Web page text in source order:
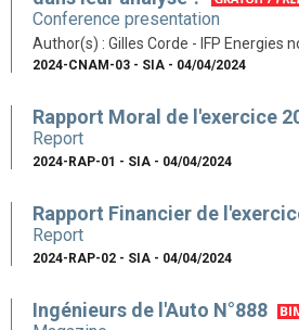
Conference presentation
Author(s) : Gilles Corde - IFP Energies
2024-CNAM-03 - SIA - 04/04/2024
Rapport Moral de l'exercice
Report
2024-RAP-01 - SIA - 04/04/2024
Rapport Financier de
Report
2024-RAP-02 - SIA - 04/04/2024
Ingénieurs de l'Auto N°888